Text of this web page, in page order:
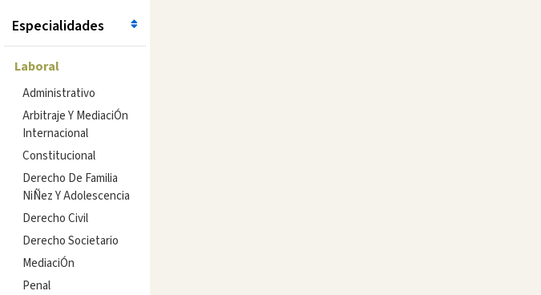
Especialidades
Laboral
Administrativo
Arbitraje Y MediaciÓn
Internacional
Constitucional
Derecho De Familia
NiÑez Y Adolescencia
Derecho Civil
Derecho Societario
MediaciÓn
Penal